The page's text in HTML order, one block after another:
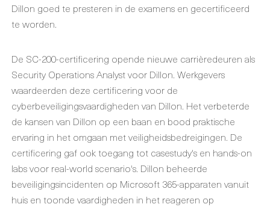
Dillon goed te presteren in de examens en gecertificeerd
te worden.
De SC-200-certificering opende nieuwe carrièredeuren als
Security Operations Analyst voor Dillon. Werkgevers
waardeerden deze certificering voor de
cyberbeveiligingsvaardigheden van Dillon. Het verbeterde
de kansen van Dillon op een baan en bood praktische
ervaring in het omgaan met veiligheidsbedreigingen. De
certificering gaf ook toegang tot casestudy's en hands-on
labs voor real-world scenario's. Dillon beheerde
beveiligingsincidenten op Microsoft 365-apparaten vanuit
huis en toonde vaardigheden in het reageren op